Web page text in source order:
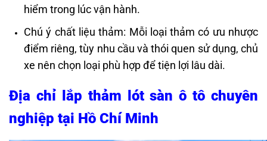
hiểm trong lúc vận hành.
Chú ý chất liệu thảm: Mỗi loại thảm có ưu nhược
điểm riêng, tùy nhu cầu và thói quen sử dụng, chủ
xe nên chọn loại phù hợp để tiện lợi lâu dài.
Địa chỉ lắp thảm lót sàn ô tô chuyên
nghiệp tại Hồ Chí Minh